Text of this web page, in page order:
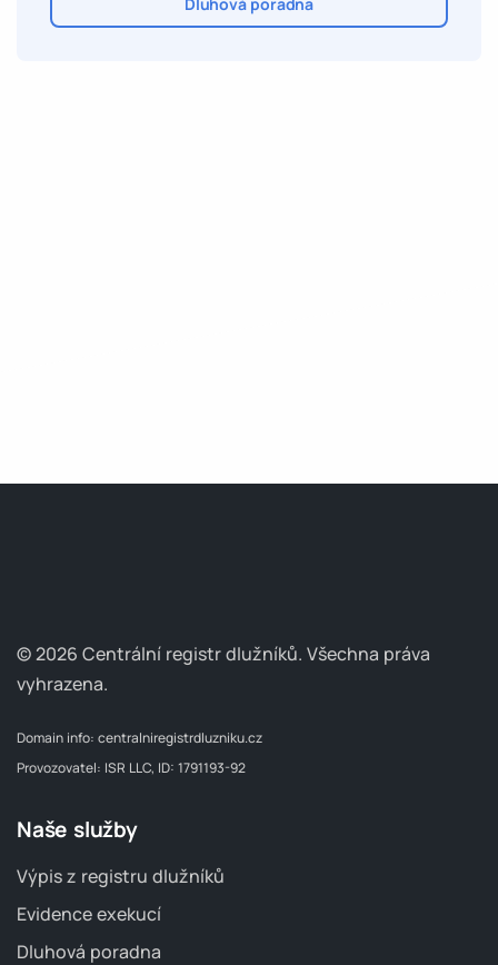
© 2026 Centrální registr dlužníků. Všechna práva
vyhrazena.
Domain info: centralniregistrdluzniku.cz
Provozovatel: ISR LLC, ID: 1791193-92
Naše služby
Výpis z registru dlužníků
Evidence exekucí
Dluhová poradna